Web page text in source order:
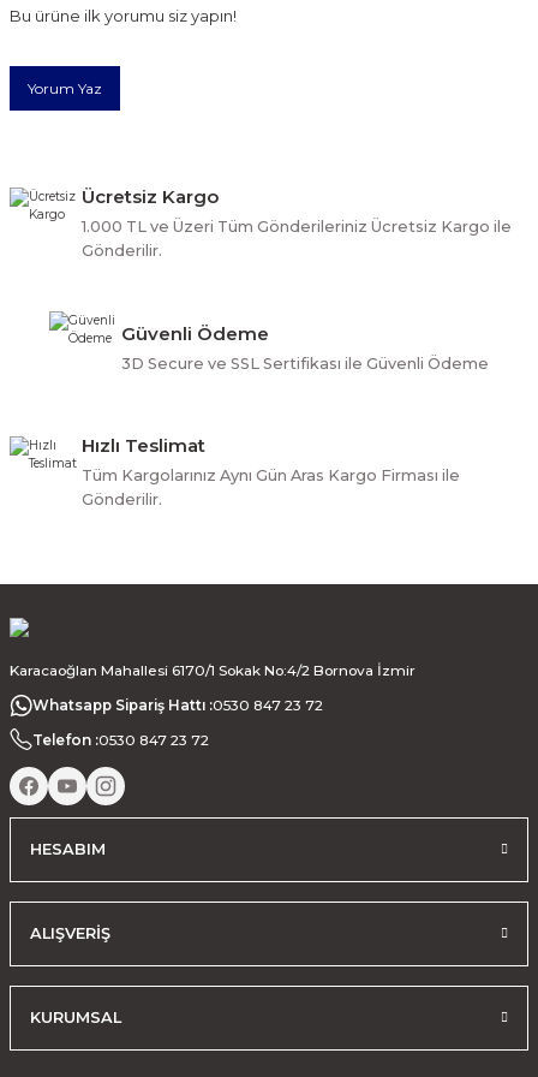
Ürün açıklamasında eksik bilgiler bulunuyor.
Bu ürüne benzer farklı alternatifler olmalı.
Bu ürüne ilk yorumu siz yapın!
Yorum Yaz
Ücretsiz Kargo
1.000 TL ve Üzeri Tüm Gönderileriniz Ücretsiz Kargo ile
Gönderilir.
Güvenli Ödeme
3D Secure ve SSL Sertifikası ile Güvenli Ödeme
Hızlı Teslimat
Tüm Kargolarınız Aynı Gün Aras Kargo Firması ile
Gönderilir.
Karacaoğlan Mahallesi 6170/1 Sokak No:4/2 Bornova İzmir
Whatsapp Sipariş Hattı :0530 847 23 72
Telefon :0530 847 23 72
HESABIM
ALIŞVERİŞ
KURUMSAL